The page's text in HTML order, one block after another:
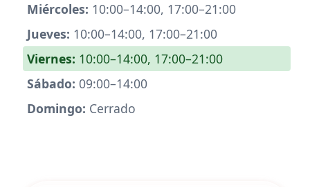
Miércoles: 10:00–14:00, 17:00–21:00
Jueves: 10:00–14:00, 17:00–21:00
Viernes: 10:00–14:00, 17:00–21:00
Sábado: 09:00–14:00
Domingo: Cerrado